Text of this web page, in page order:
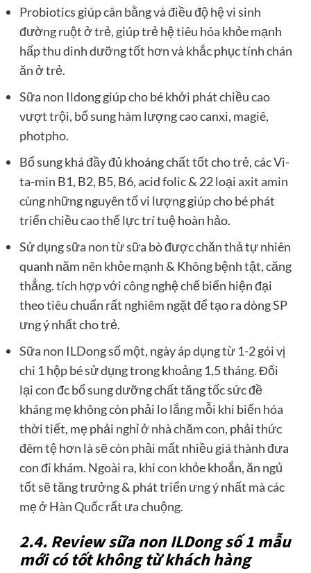
Probiotics giúp cân bằng và điều độ hệ vi sinh
đường ruột ở trẻ, giúp trẻ hệ tiêu hóa khỏe mạnh
hấp thu dinh dưỡng tốt hơn và khắc phục tính chán
ăn ở trẻ.
Sữa non Ildong giúp cho bé khởi phát chiều cao
vượt trội, bổ sung hàm lượng cao canxi, magiê,
photpho.
Bổ sung khá đầy đủ khoáng chất tốt cho trẻ, các Vi-
ta-min B1, B2, B5, B6, acid folic & 22 loại axit amin
cùng những nguyên tố vi lượng giúp cho bé phát
triển chiều cao thể lực trí tuệ hoàn hảo.
Sử dụng sữa non từ sữa bò được chăn thả tự nhiên
quanh năm nên khỏe mạnh & Không bệnh tật, căng
thẳng. tích hợp với công nghệ chế biến hiện đại
theo tiêu chuẩn rất nghiêm ngặt để tạo ra dòng SP
ưng ý nhất cho trẻ.
Sữa non ILDong số một, ngày áp dụng từ 1-2 gói vị
chi 1 hộp bé sử dụng trong khoảng 1,5 tháng. Đổi
lại con đc bổ sung dưỡng chất tăng tốc sức đề
kháng mẹ không còn phải lo lắng mỗi khi biến hóa
thời tiết, mẹ phải nghỉ ở nhà chăm con, phải thức
đêm tệ hơn là sẽ còn phải mất nhiều giá thành đưa
con đi khám. Ngoài ra, khi con khỏe khoắn, ăn ngủ
tốt sẽ tăng trưởng & phát triển ưng ý nhất mà các
mẹ ở Hàn Quốc rất ưa chuộng.
2.4. Review sữa non ILDong số 1 mẫu
mới có tốt không từ khách hàng